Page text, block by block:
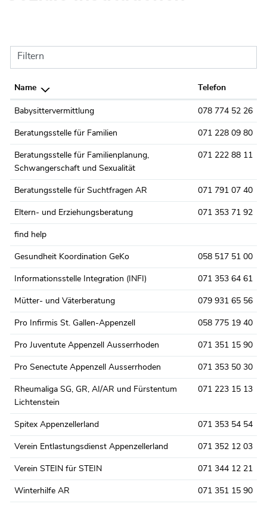
Filtern
Name Telefon
Babysittervermittlung 078 774 52 26
Beratungsstelle für Familien 071 228 09 80
Beratungsstelle für Familienplanung,
Schwangerschaft und Sexualität
071 222 88 11
Beratungsstelle für Suchtfragen AR 071 791 07 40
Eltern- und Erziehungsberatung 071 353 71 92
find help
Gesundheit Koordination GeKo 058 517 51 00
Informationsstelle Integration (INFI) 071 353 64 61
Mütter- und Väterberatung 079 931 65 56
Pro Infirmis St. Gallen-Appenzell 058 775 19 40
Pro Juventute Appenzell Ausserrhoden 071 351 15 90
Pro Senectute Appenzell Ausserrhoden 071 353 50 30
Rheumaliga SG, GR, AI/AR und Fürstentum
Lichtenstein
071 223 15 13
Spitex Appenzellerland 071 353 54 54
Verein Entlastungsdienst Appenzellerland 071 352 12 03
Verein STEIN für STEIN 071 344 12 21
Winterhilfe AR 071 351 15 90